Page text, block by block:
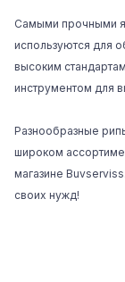
Самыми прочными
используются для
высоким
инструментом для
Разнообразные
широком
магазине
своих нужд!